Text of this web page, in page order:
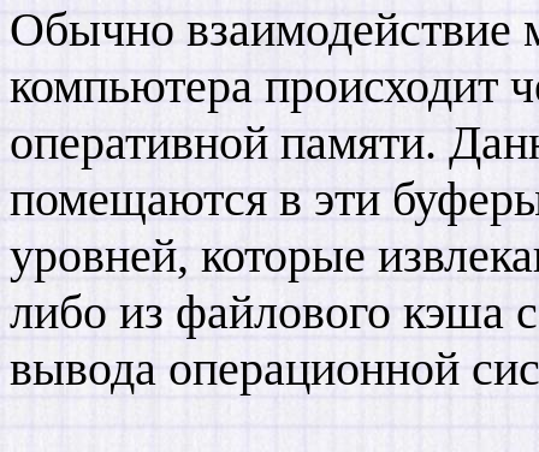
Обычно взаимодействие
компьютера происходит
оперативной памяти.
помещаются в эти
уровней, которые
либо из файлового кэша
вывода операционной